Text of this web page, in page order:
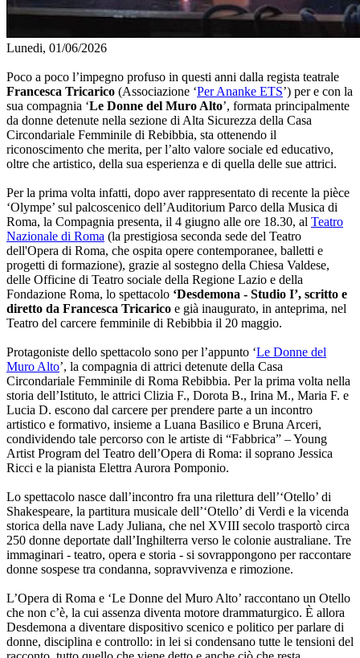
Lunedi, 01/06/2026
Poco a poco l’impegno profuso in questi anni dalla regista teatrale
Francesca Tricarico (Associazione ‘Per Ananke ETS’) per e con la
sua compagnia ‘Le Donne del Muro Alto’, formata principalmente
da donne detenute nella sezione di Alta Sicurezza della Casa
Circondariale Femminile di Rebibbia, sta ottenendo il
riconoscimento che merita, per l’alto valore sociale ed educativo,
oltre che artistico, della sua esperienza e di quella delle sue attrici.
Per la prima volta infatti, dopo aver rappresentato di recente la pièce
‘Olympe’ sul palcoscenico dell’Auditorium Parco della Musica di
Roma, la Compagnia presenta, il 4 giugno alle ore 18.30, al Teatro
Nazionale di Roma (la prestigiosa seconda sede del Teatro
dell'Opera di Roma, che ospita opere contemporanee, balletti e
progetti di formazione), grazie al sostegno della Chiesa Valdese,
delle Officine di Teatro sociale della Regione Lazio e della
Fondazione Roma, lo spettacolo ‘Desdemona - Studio I’, scritto e
diretto da Francesca Tricarico e già inaugurato, in anteprima, nel
Teatro del carcere femminile di Rebibbia il 20 maggio.
Protagoniste dello spettacolo sono per l’appunto ‘Le Donne del
Muro Alto’, la compagnia di attrici detenute della Casa
Circondariale Femminile di Roma Rebibbia. Per la prima volta nella
storia dell’Istituto, le attrici Clizia F., Dorota B., Irina M., Maria F. e
Lucia D. escono dal carcere per prendere parte a un incontro
artistico e formativo, insieme a Luana Basilico e Bruna Arceri,
condividendo tale percorso con le artiste di “Fabbrica” – Young
Artist Program del Teatro dell’Opera di Roma: il soprano Jessica
Ricci e la pianista Elettra Aurora Pomponio.
Lo spettacolo nasce dall’incontro fra una rilettura dell’‘Otello’ di
Shakespeare, la partitura musicale dell’‘Otello’ di Verdi e la vicenda
storica della nave Lady Juliana, che nel XVIII secolo trasportò circa
250 donne deportate dall’Inghilterra verso le colonie australiane. Tre
immaginari - teatro, opera e storia - si sovrappongono per raccontare
donne sospese tra condanna, sopravvivenza e rimozione.
L’Opera di Roma e ‘Le Donne del Muro Alto’ raccontano un Otello
che non c’è, la cui assenza diventa motore drammaturgico. È allora
Desdemona a diventare dispositivo scenico e politico per parlare di
donne, disciplina e controllo: in lei si condensano tutte le tensioni del